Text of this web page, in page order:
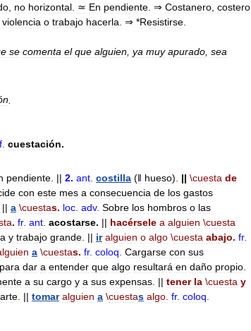
no horizontal ≃ En pendiente . ⇒ Costanero costero
violencia o trabajo hacerla . ⇒ *Resistirse
se comenta el que alguien ya muy apurado sea
f cuestación.
pendiente . || 2. ant costilla (ǁ hueso). || \cuesta de
con este mes a consecuencia de los gastos
. || a \cuestas. loc adv. Sobre los hombros o las
. fr. ant acostarse. || hacérsele a alguien \cuesta
y trabajo grande . || ir alguien o algo \cuesta abajo. fr.
a \cuestas. fr. coloq Cargarse con sus
para dar a entender que algo resultará en daño propio
a su cargo y a sus expensas . || tener la \cuesta y
. || tomar alguien a \cuestas algo fr. coloq